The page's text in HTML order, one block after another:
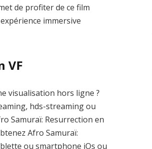
de profiter de ce film
immersive
VF
visualisation hors ligne ?
hds-streaming ou
Samuraï: Resurrection en
Afro Samuraï:
ou smartphone iOs ou